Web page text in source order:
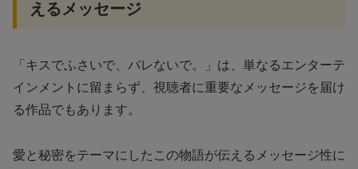
えるメッセージ
「キスでふさいで、バレないで。」は、単なるエンターテ
インメントに留まらず、視聴者に重要なメッセージを届け
る作品でもあります。
愛と秘密をテーマにしたこの物語が伝えるメッセージ性に